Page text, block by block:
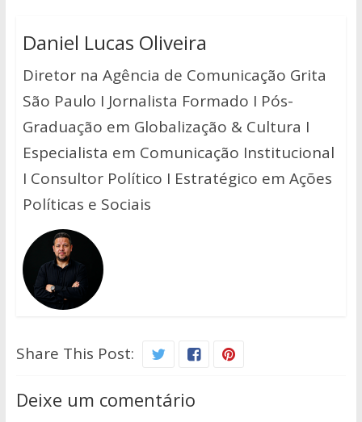
Daniel Lucas Oliveira
Diretor na Agência de Comunicação Grita
São Paulo I Jornalista Formado I Pós-
Graduação em Globalização & Cultura I
Especialista em Comunicação Institucional
I Consultor Político I Estratégico em Ações
Políticas e Sociais
Share This Post:
Deixe um comentário